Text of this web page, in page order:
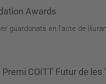
Awards
guardonats en l'acte de
COITT Futur de